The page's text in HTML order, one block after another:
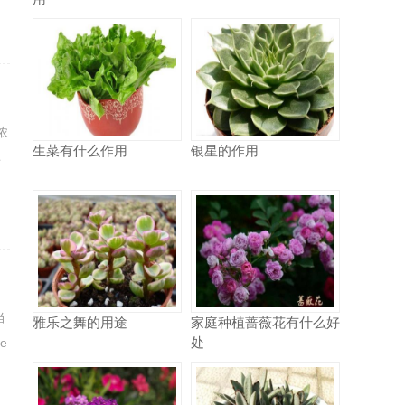
生菜有什么作用 银星的作用
雅乐之舞的用途
家庭种植蔷薇花有什么好
处